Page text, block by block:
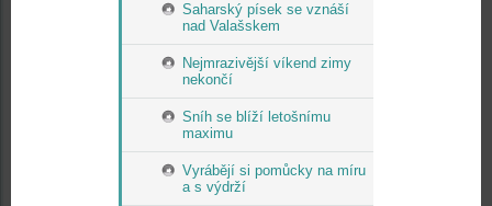
Saharský písek se vznáší
nad Valašskem
Nejmrazivější víkend zimy
nekončí
Sníh se blíží letošnímu
maximu
Vyrábějí si pomůcky na míru
a s výdrží